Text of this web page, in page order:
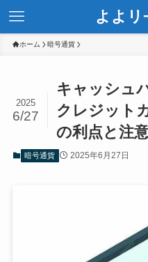
よよリ
ホーム 暗号通貨
キャッシュ
クレジット
の利点と注
2025
6/27
暗号通貨 2025年6月27日